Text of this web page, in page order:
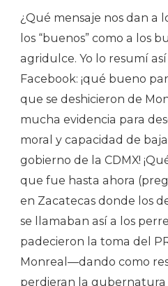
¿Qué mensaje nos dan a
los “buenos” como a los
agridulce. Yo lo resumí
Facebook: ¡qué bueno
que se deshicieron de
mucha evidencia para
moral y capacidad de
gobierno de la CDMX!
que fue hasta ahora
en Zacatecas donde los
se llamaban así a los
padecieron la toma del
Monreal—dando como
perdieran la gubernatura